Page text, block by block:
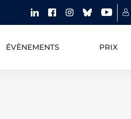
ÉVÈNEMENTS PRIX